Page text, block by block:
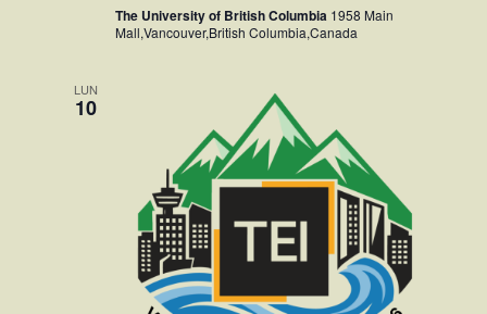
The University of British Columbia 1958 Main
Mall,Vancouver,British Columbia,Canada
LUN
10